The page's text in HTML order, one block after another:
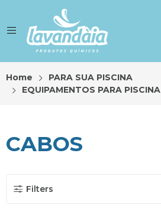
Home
PARA SUA PISCINA
EQUIPAMENTOS PARA PISCINA
CABOS
Filters